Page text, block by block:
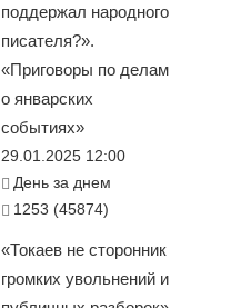
поддержал народного
писателя?».
«Приговоры по делам
о январских
событиях»
29.01.2025 12:00
День за днем
1253 (45874)
«Токаев не сторонник
громких увольнений и